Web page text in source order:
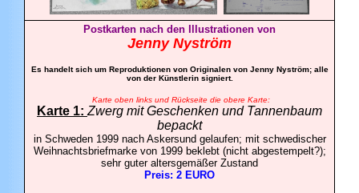
Postkarten nach den Illustrationen von
Jenny Nyström
Es handelt sich um Reproduktionen von Originalen von Jenny Nyström; alle
von der Künstlerin signiert.
Karte oben links und Rückseite die obere Karte:
Karte 1: Zwerg mit Geschenken und Tannenbaum
bepackt
in Schweden 1999 nach Askersund gelaufen; mit schwedischer
Weihnachtsbriefmarke von 1999 beklebt (nicht abgestempelt?);
sehr guter altersgemäßer Zustand
Preis: 2 EURO